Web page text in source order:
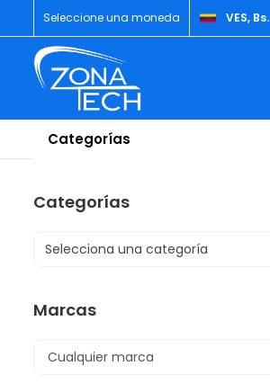
Seleccione una moneda VES, Bs.
Categorías
Categorías
Selecciona una categoría
Marcas